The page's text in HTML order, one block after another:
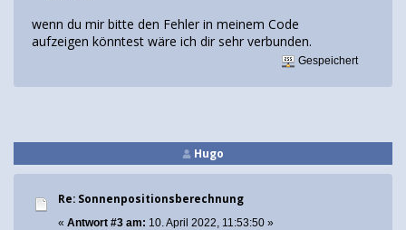
wenn du mir bitte den Fehler in meinem Code
aufzeigen könntest wäre ich dir sehr verbunden.
Gespeichert
Hugo
Re: Sonnenpositionsberechnung
« Antwort #3 am: 10. April 2022, 11:53:50 »